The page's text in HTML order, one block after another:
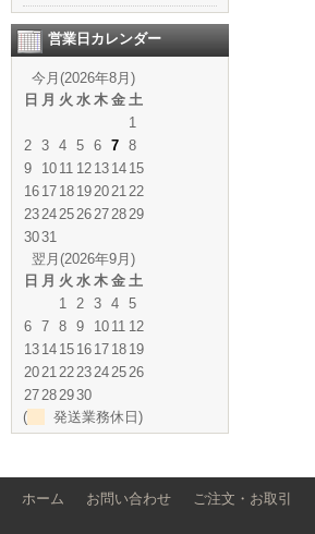
営業日カレンダー
今月(2026年8月)
日 月 火 水 木 金 土
1
2 3 4 5 6 7 8
9
10 11 12 13 14 15
16 17 18 19202122
23242526272829
3031
翌月(2026年9月)
日 月 火 水 木 金 土
1 2 3 4 5
6 7 8 9 10 11 12
13 14 15 16 17 18 19
20212223242526
27282930
(
発送業務休日)
ホーム お問い合わせ ご注文・お取引